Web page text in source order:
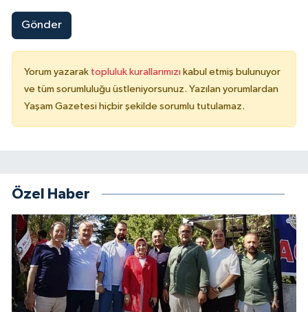
Gönder
Yorum yazarak topluluk kurallarımızı kabul etmiş bulunuyor
ve tüm sorumluluğu üstleniyorsunuz. Yazılan yorumlardan
Yaşam Gazetesi hiçbir şekilde sorumlu tutulamaz.
Özel Haber